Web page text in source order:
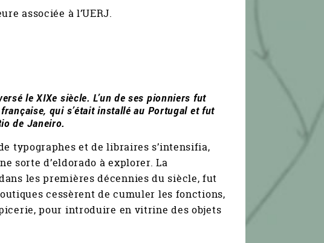
associée à l’UERJ.
le XIXe siècle. L’un de ses pionniers fut
qui s’était installé au Portugal et fut
de Janeiro.
typographes et de libraires s’intensifia,
sorte d’eldorado à explorer. La
les premières décennies du siècle, fut
cessèrent de cumuler les fonctions,
pour introduire en vitrine des objets